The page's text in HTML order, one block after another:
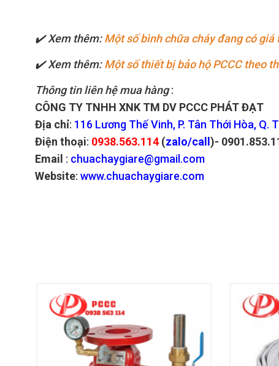
✔️ Xem thêm:Một số bình chữa cháy đang có giá
✔️ Xem thêm:Một số thiết bị bảo hộ PCCC theo
Thông tin liên hệ mua hàng:
CÔNG TY TNHH XNK TM DV PCCC PHÁT ĐẠT
Địa chỉ: 116 Lương Thế Vinh, P. Tân Thới Hòa, Q.
Điện thoại: 0938.563.114 (zalo/call )-
Email : chuachaygiare@gmail.com
Website: www.chuachaygiare.com